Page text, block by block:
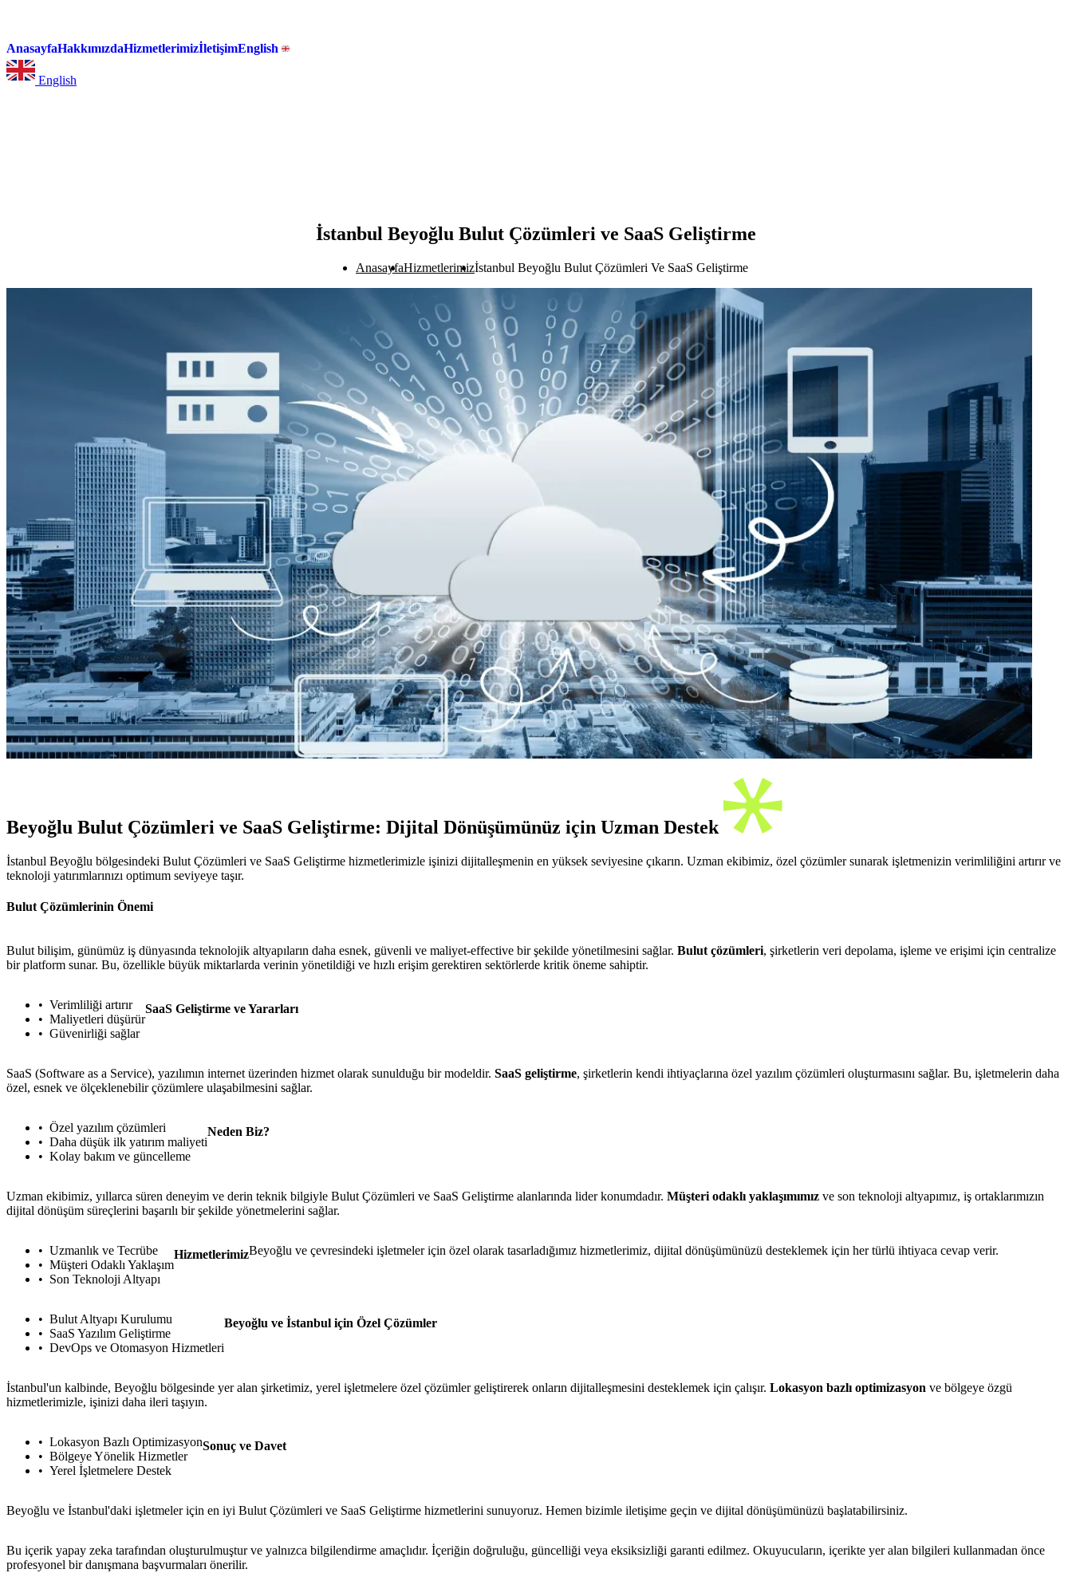
AnasayfaHakkımızdaHizmetlerimizİletişimEnglish
English
İstanbul Beyoğlu Bulut Çözümleri ve SaaS Geliştirme
AnasayfaHizmetlerimizİstanbul Beyoğlu Bulut Çözümleri Ve SaaS Geliştirme
Beyoğlu Bulut Çözümleri ve SaaS Geliştirme: Dijital Dönüşümünüz için Uzman Destek
İstanbul Beyoğlu bölgesindeki Bulut Çözümleri ve SaaS Geliştirme hizmetlerimizle işinizi dijitalleşmenin en yüksek seviyesine çıkarın. Uzman ekibimiz, özel çözümler sunarak işletmenizin verimliliğini artırır ve
teknoloji yatırımlarınızı optimum seviyeye taşır.
Bulut Çözümlerinin Önemi
Bulut bilişim, günümüz iş dünyasında teknolojik altyapıların daha esnek, güvenli ve maliyet-effective bir şekilde yönetilmesini sağlar. Bulut çözümleri, şirketlerin veri depolama, işleme ve erişimi için centralize
bir platform sunar. Bu, özellikle büyük miktarlarda verinin yönetildiği ve hızlı erişim gerektiren sektörlerde kritik öneme sahiptir.
Verimliliği artırır
Maliyetleri düşürür
Güvenirliği sağlar
SaaS Geliştirme ve Yararları
SaaS (Software as a Service), yazılımın internet üzerinden hizmet olarak sunulduğu bir modeldir. SaaS geliştirme, şirketlerin kendi ihtiyaçlarına özel yazılım çözümleri oluşturmasını sağlar. Bu, işletmelerin daha
özel, esnek ve ölçeklenebilir çözümlere ulaşabilmesini sağlar.
Özel yazılım çözümleri
Daha düşük ilk yatırım maliyeti
Kolay bakım ve güncelleme
Neden Biz?
Uzman ekibimiz, yıllarca süren deneyim ve derin teknik bilgiyle Bulut Çözümleri ve SaaS Geliştirme alanlarında lider konumdadır. Müşteri odaklı yaklaşımımız ve son teknoloji altyapımız, iş ortaklarımızın
dijital dönüşüm süreçlerini başarılı bir şekilde yönetmelerini sağlar.
Uzmanlık ve Tecrübe
Müşteri Odaklı Yaklaşım
Son Teknoloji Altyapı
HizmetlerimizBeyoğlu ve çevresindeki işletmeler için özel olarak tasarladığımız hizmetlerimiz, dijital dönüşümünüzü desteklemek için her türlü ihtiyaca cevap verir.
Bulut Altyapı Kurulumu
SaaS Yazılım Geliştirme
DevOps ve Otomasyon Hizmetleri
Beyoğlu ve İstanbul için Özel Çözümler
İstanbul'un kalbinde, Beyoğlu bölgesinde yer alan şirketimiz, yerel işletmelere özel çözümler geliştirerek onların dijitalleşmesini desteklemek için çalışır. Lokasyon bazlı optimizasyon ve bölgeye özgü
hizmetlerimizle, işinizi daha ileri taşıyın.
Lokasyon Bazlı Optimizasyon
Bölgeye Yönelik Hizmetler
Yerel İşletmelere Destek
Sonuç ve Davet
Beyoğlu ve İstanbul'daki işletmeler için en iyi Bulut Çözümleri ve SaaS Geliştirme hizmetlerini sunuyoruz. Hemen bizimle iletişime geçin ve dijital dönüşümünüzü başlatabilirsiniz.
Bu içerik yapay zeka tarafından oluşturulmuştur ve yalnızca bilgilendirme amaçlıdır. İçeriğin doğruluğu, güncelliği veya eksiksizliği garanti edilmez. Okuyucuların, içerikte yer alan bilgileri kullanmadan önce
profesyonel bir danışmana başvurmaları önerilir.